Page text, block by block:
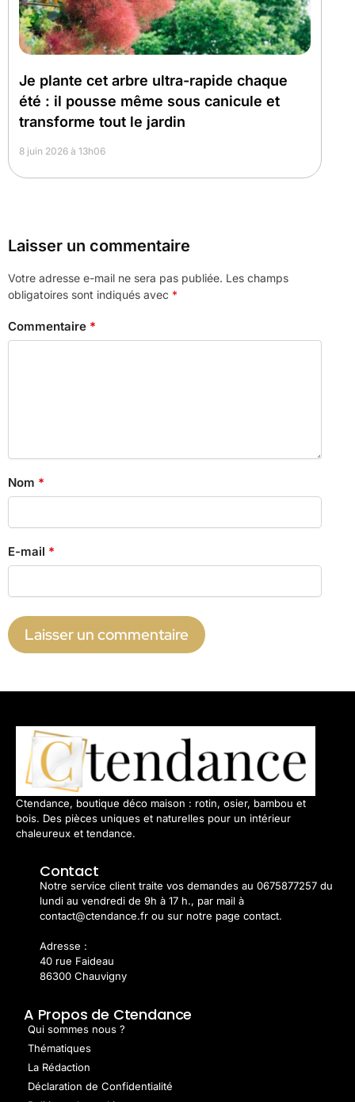
Je plante cet arbre ultra-rapide chaque
été : il pousse même sous canicule et
transforme tout le jardin
8 juin 2026 à 13h06
Laisser un commentaire
Votre adresse e-mail ne sera pas publiée. Les champs
obligatoires sont indiqués avec *
Commentaire *
Nom *
E-mail *
Ctendance, boutique déco maison : rotin, osier, bambou et
bois. Des pièces uniques et naturelles pour un intérieur
chaleureux et tendance.
Contact
Notre service client traite vos demandes au 0675877257 du
lundi au vendredi de 9h à 17 h., par mail à
contact@ctendance.fr ou sur notre page contact.
Adresse :
40 rue Faideau
86300 Chauvigny
A Propos de Ctendance
Qui sommes nous ?
Thématiques
La Rédaction
Déclaration de Confidentialité